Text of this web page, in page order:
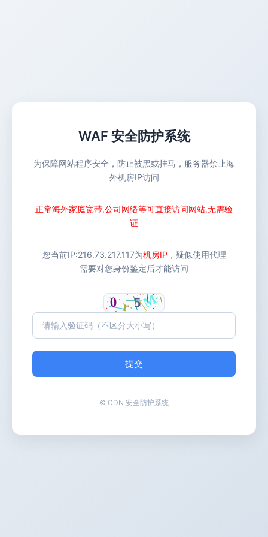
WAF 安全防护系统
为保障网站程序安全，防止被黑或挂马，服务器禁止海
外机房IP访问
正常海外家庭宽带,公司网络等可直接访问网站,无需验
证
您当前IP:216.73.217.117为机房IP ，疑似使用代理
需要对您身份鉴定后才能访问
提交
© CDN 安全防护系统